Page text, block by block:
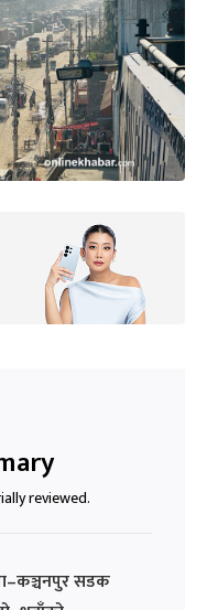
reviewed.
सडक